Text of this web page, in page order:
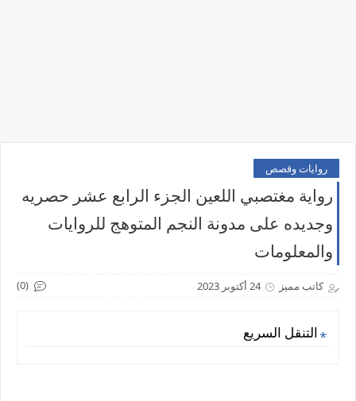
روايات وقصص
رواية مغتصبي اللعين الجزء الرابع عشر حصريه
وجديده على مدونة النجم المتوهج للروايات
والمعلومات
كاتب مميز 24 أكتوبر 2023 (0)
التنقل السريع